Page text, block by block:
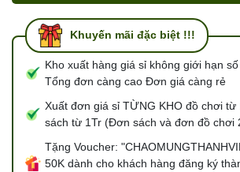
Khuyến mãi đặc biệt !!!
Kho xuất hàng giá sỉ không giới hạn
Tổng đơn càng cao Đơn giá càng rẻ
Xuất đơn giá sỉ TỪNG KHO đồ chơi từ
sách từ 1Tr (Đơn sách và đơn đồ chơi
Tặng Voucher:
50K dành cho khách hàng đăng ký